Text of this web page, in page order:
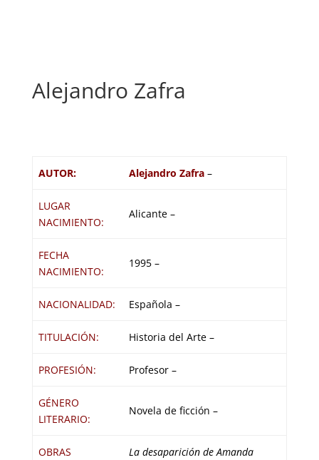
Alejandro Zafra
AUTOR: Alejandro Zafra –
LUGAR
NACIMIENTO:
Alicante –
FECHA
NACIMIENTO:
1995 –
NACIONALIDAD: Española –
TITULACIÓN: Historia del Arte –
PROFESIÓN: Profesor –
GÉNERO
LITERARIO:
Novela de ficción –
OBRAS
La desaparición de Amanda